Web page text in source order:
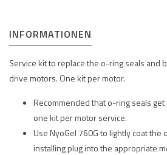
INFORMATIONEN
Service kit to replace the o-ring seals and
drive motors. One kit per motor.
Recommended that o-ring seals get
one kit per motor service.
Use NyoGel 760G to lightly coat
installing plug into the appropriate